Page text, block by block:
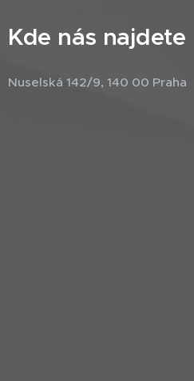
Kde nás najdete
Nuselská 142/9, 140 00 Praha